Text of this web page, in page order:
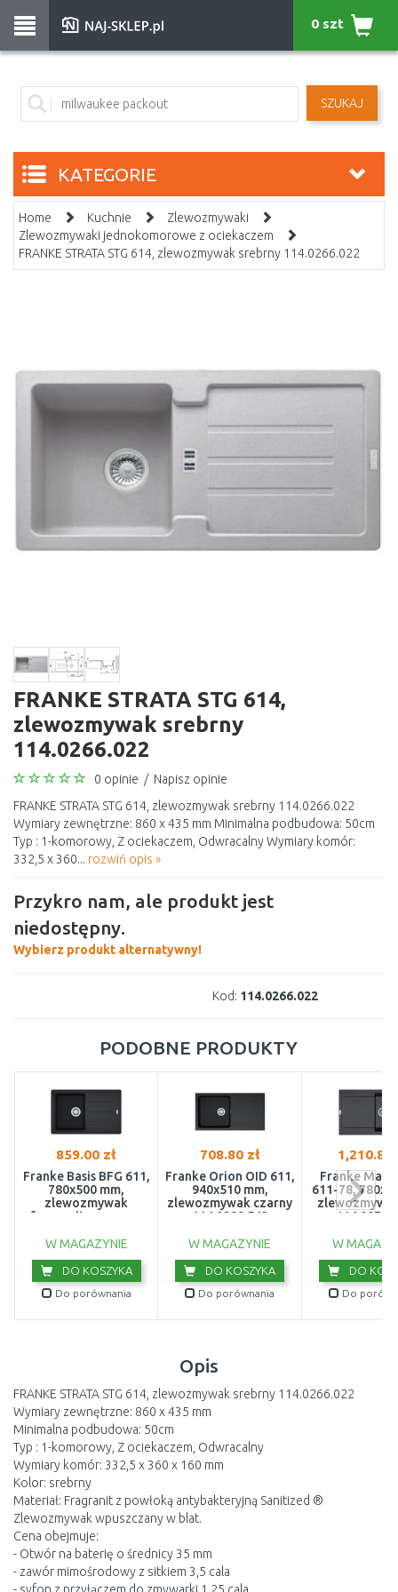
SZUKAJ
0 szt
KATEGORIE
Home Kuchnie
Zlewozmywaki
Zlewozmywaki jednokomorowe z ociekaczem
FRANKE STRATA STG 614, zlewozmywak srebrny 114.0266.022
FRANKE STRATA STG 614,
zlewozmywak srebrny
114.0266.022
0 opinie / Napisz opinie
FRANKE STRATA STG 614, zlewozmywak srebrny 114.0266.022
Wymiary zewnętrzne: 860 x 435 mm Minimalna podbudowa: 50cm
Typ : 1-komorowy, Z ociekaczem, Odwracalny Wymiary komór:
332,5 x 360... rozwiń opis »
Przykro nam, ale produkt jest
niedostępny.
Wybierz produkt alternatywny!
Kod: 114.0266.022
PODOBNE PRODUKTY
859.00 zł
Franke Basis BFG 611,
780x500 mm,
zlewozmywak
fragranitowy, onyx
W MAGAZYNIE
DO KOSZYKA
Do porównania
708.80 zł
Franke Orion OID 611,
940x510 mm,
zlewozmywak czarny
114.0288.543
W MAGAZYNIE
DO KOSZYKA
Do porównania
1,210.81
Franke Maris
611-78,
W
DO
Do
Opis
FRANKE STRATA STG 614, zlewozmywak srebrny 114.0266.022
Wymiary zewnętrzne: 860 x 435 mm
Minimalna podbudowa: 50cm
Typ : 1-komorowy, Z ociekaczem, Odwracalny
Wymiary komór: 332,5 x 360 x 160 mm
Kolor: srebrny
Materiał: Fragranit z powłoką antybakteryjną Sanitized ®
Zlewozmywak wpuszczany w blat.
Cena obejmuje:
- Otwór na baterię o średnicy 35 mm
- zawór mimośrodowy z sitkiem 3,5 cala